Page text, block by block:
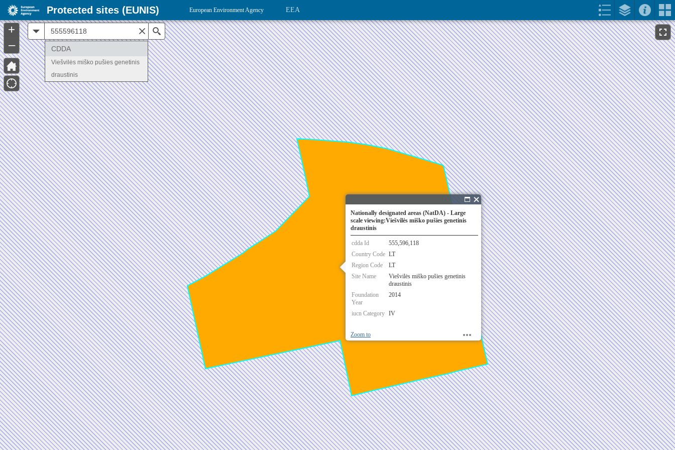
Nationally designated areas (NatDA) - Large
scale viewing:Viešvilės miško pušies genetinis
draustinis
cdda Id
555,596,118
Country Code LT
Region Code
LT
Site Name
Viešvilės miško pušies genetinis
draustinis
Foundation
Year
2014
iucn Category IV
Zoom to
Search
CDDA
Viešvilės miško pušies genetinis
draustinis
+
–
Protected sites (EUNIS) European Environment Agency EEA